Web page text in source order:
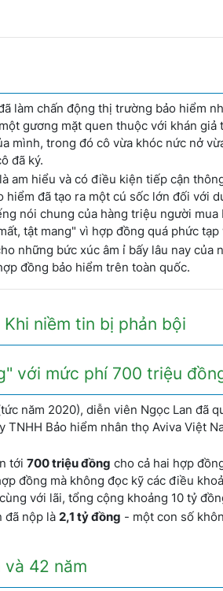
làm chấn động thị trường bảo hiểm
gương mặt quen thuộc với khán
mình, trong đó cô vừa khóc nức nở
đã ký.
am hiểu và có điều kiện tiếp cận
đã tạo ra một cú sốc lớn đối với
nói chung của hàng triệu người
tật mang" vì hợp đồng quá phức
những bức xúc âm ỉ bấy lâu nay
đồng bảo hiểm trên toàn quốc.
niềm tin bị phản bội
với mức phí 700 triệu
năm 2020), diễn viên Ngọc Lan đã
Bảo hiểm nhân thọ Aviva Việt
tới 700 triệu đồng cho cả hai hợp
đồng mà không đọc kỹ các điều
với lãi, tổng cộng khoảng 10 tỷ
đã nộp là 2,1 tỷ đồng - một con số
và 42 năm